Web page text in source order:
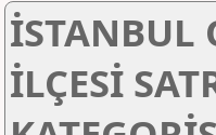
İSTANBUL
İLÇESİ